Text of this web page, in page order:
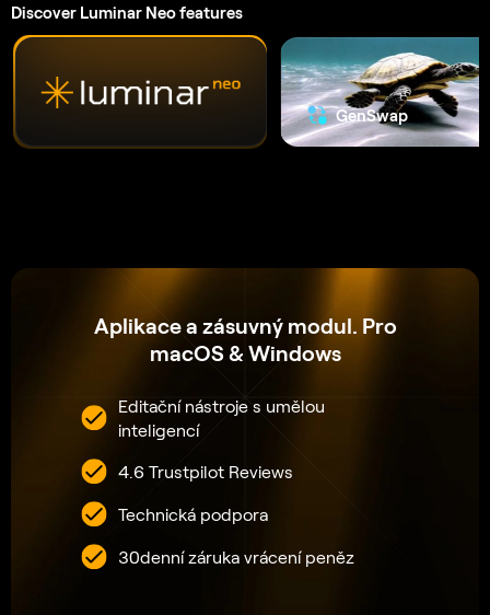
4.6 Trustpilot Reviews
Technická podpora
30denní záruka vrácení peněz
Často kladené otázky
Jak může Luminar Neo pomoci vylepšit fotografování
za soumraku?
Jaké nástroje nabízí Luminar Neo pro vylepšení barev
a kontrastu na fotografiích při západu a východu